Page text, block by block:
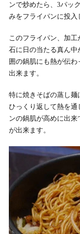
ンで炒めたら、3パッ
みをフライパンに投入
このフライパン、加
石に日の当たる真ん中
囲の鍋肌にも熱が伝
出来ます。
特に焼きそばの蒸し麺
ひっくり返して熱を
ンの鍋肌が高めに出
が出来ます。